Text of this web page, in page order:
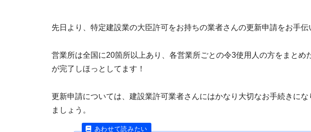
先日より、特定建設業の大臣許可をお持ちの業者さんの更新申請をお手
営業所は全国に20箇所以上あり、各営業所ごとの令3使用人の方をまとめ
が完了しほっとしてます！
更新申請については、建設業許可業者さんにはかなり大切なお手続きに
ましょう。